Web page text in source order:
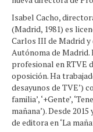
Isabel Cacho,
(Madrid, 1981) es
Carlos III de Madrid
Autónoma de
profesional en RTVE
oposición. Ha
desayunos de TVE’)
familia’, ‘+Gente’,
mañana’). Desde
de editora en ‘La